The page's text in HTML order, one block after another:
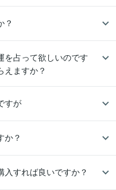
？
を占って欲しいのです
えますか？
すが
か？
入すれば良いですか？